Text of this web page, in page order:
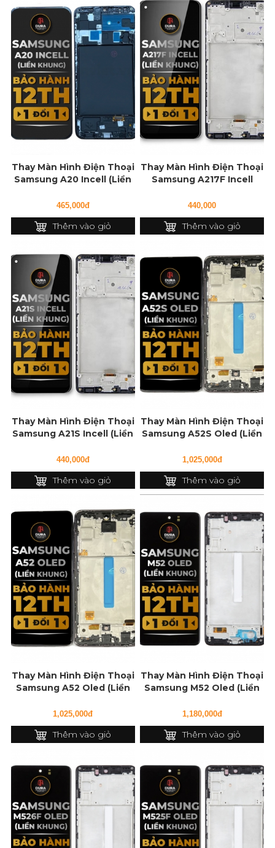
Thay Màn Hình Điện Thoại
Samsung A20 Incell (Liền
465,000đ
Thêm vào giỏ
Thay Màn Hình Điện Thoại
Samsung A217F Incell
440,000
Thêm vào giỏ
Thay Màn Hình Điện Thoại
Samsung A21S Incell (Liền
440,000đ
Thêm vào giỏ
Thay Màn Hình Điện Thoại
Samsung A52S Oled (Liền
1,025,000đ
Thêm vào giỏ
Thay Màn Hình Điện Thoại
Samsung A52 Oled (Liền
1,025,000đ
Thêm vào giỏ
Thay Màn Hình Điện Thoại
Samsung M52 Oled (Liền
1,180,000đ
Thêm vào giỏ